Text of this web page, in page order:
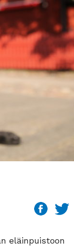
eläinpuistoon